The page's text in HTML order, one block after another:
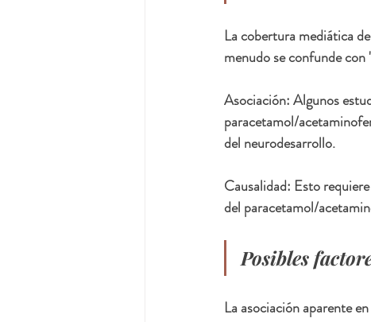
La cobertura mediática
menudo se confunde con
Asociación: Algunos
paracetamol/
del neurodesarrollo.
Causalidad: Esto
del paracetamol/
Posibles
La asociación aparente